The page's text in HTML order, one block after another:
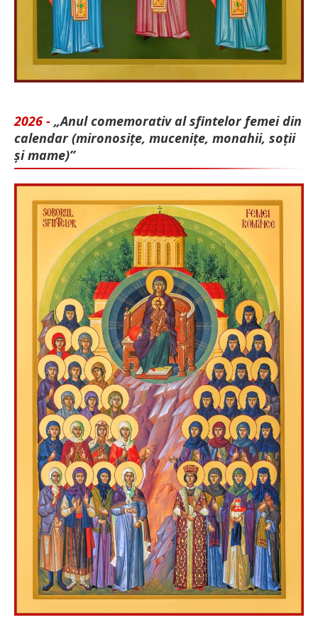
2026 - „Anul comemorativ al sfintelor femei din
calendar (mironosițe, mu­cenițe, monahii, soții
și mame)”